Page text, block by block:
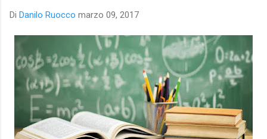
Di Danilo Ruocco marzo 09, 2017